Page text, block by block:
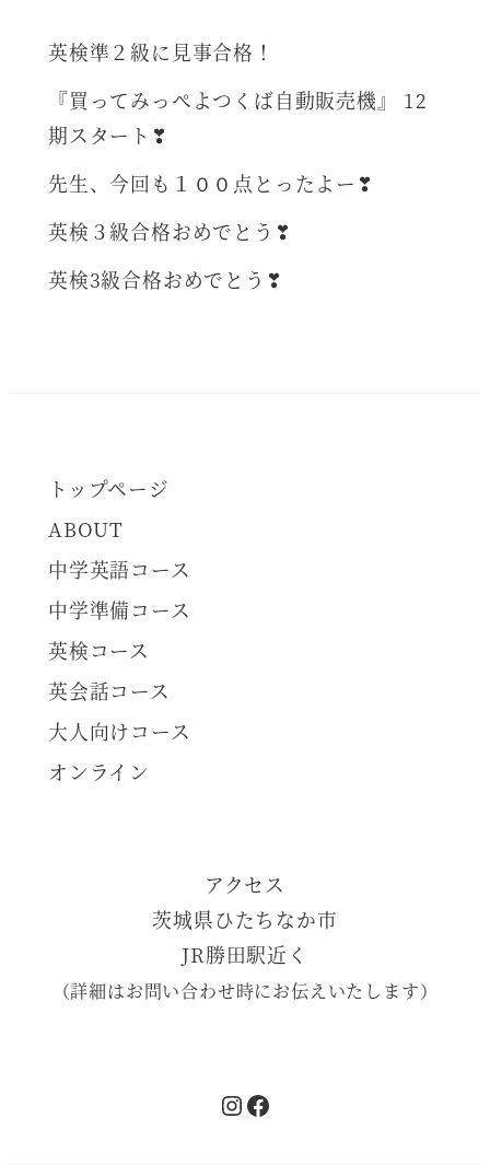
英検準２級に見事合格！
『買ってみっぺよつくば自動販売機』 12
期スタート❣
先生、今回も１００点とったよー❣
英検３級合格おめでとう❣
英検3級合格おめでとう❣
トップページ
ABOUT
中学英語コース
中学準備コース
英検コース
英会話コース
大人向けコース
オンライン
アクセス
茨城県ひたちなか市
JR勝田駅近く
（詳細はお問い合わせ時にお伝えいたします）
InstagramFacebook